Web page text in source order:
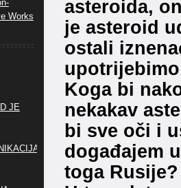
asteroida,
je asteroid
ostali
Koga bi
nekakav
bi sve oči i
događajem
toga Rusije?
Works
JE